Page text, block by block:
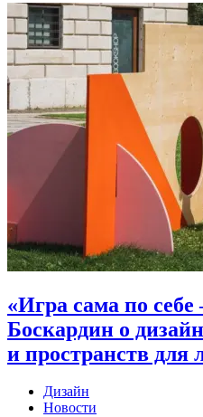
«Игра сама по
Боскардин о
и пространств для
Дизайн
Новости